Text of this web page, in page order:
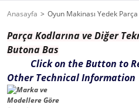
Anasayfa Oyun Makinası Yedek
Parça Kodlarına ve Diğer
Butona Bas
Click on the Button to
Other Technical Information